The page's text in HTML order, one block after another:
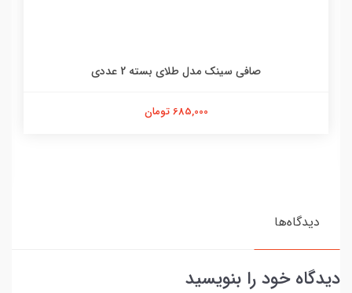
صافی سینک مدل طلای بسته 2 عددی
685,000 تومان
دیدگاه‌ها
دیدگاه خود را بنویسید